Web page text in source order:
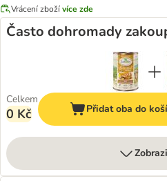
Vrácení zbožívíce zde
Často dohromady
Celkem
0 Kč Přidat oba do